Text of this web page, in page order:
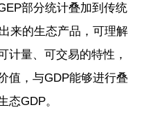
部分统计叠加到传统
来的生态产品，可理解
计量、可交易的特性，
值，与GDP能够进行叠
态GDP。